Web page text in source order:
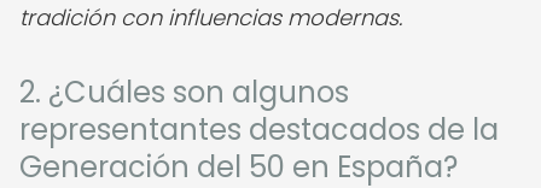
tradición con influencias modernas.
2. ¿Cuáles son algunos
representantes destacados de la
Generación del 50 en España?